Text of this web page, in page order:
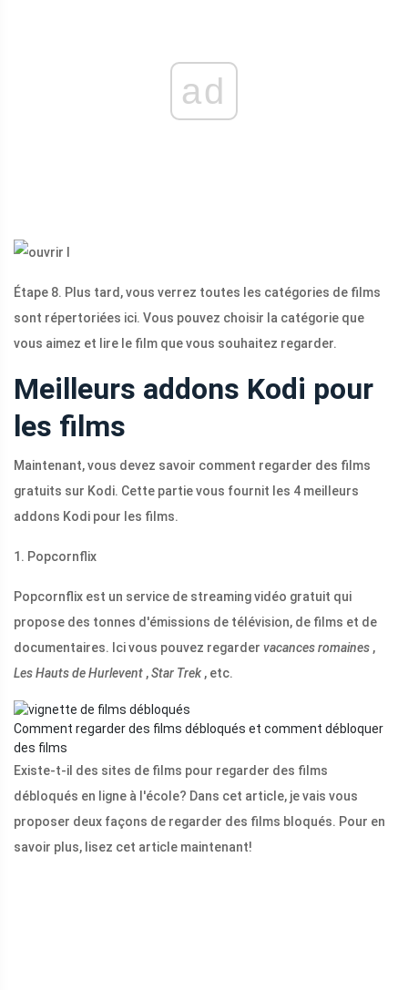
ad
Étape 8. Plus tard, vous verrez toutes les catégories de films
sont répertoriées ici. Vous pouvez choisir la catégorie que
vous aimez et lire le film que vous souhaitez regarder.
Meilleurs addons Kodi pour
les films
Maintenant, vous devez savoir comment regarder des films
gratuits sur Kodi. Cette partie vous fournit les 4 meilleurs
addons Kodi pour les films.
1. Popcornflix
Popcornflix est un service de streaming vidéo gratuit qui
propose des tonnes d'émissions de télévision, de films et de
documentaires. Ici vous pouvez regarder vacances romaines ,
Les Hauts de Hurlevent ,Star Trek , etc.
Comment regarder des films débloqués et comment débloquer
des films
Existe-t-il des sites de films pour regarder des films
débloqués en ligne à l'école? Dans cet article, je vais vous
proposer deux façons de regarder des films bloqués. Pour en
savoir plus, lisez cet article maintenant!